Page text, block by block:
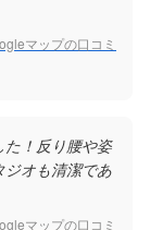
マップの口コミ
た！反り腰や姿
オも清潔であ
マップの口コミ